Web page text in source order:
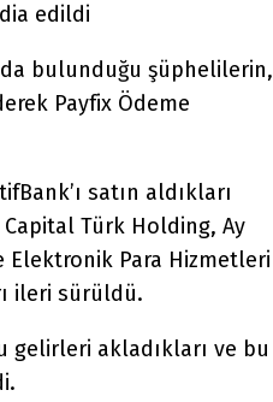
edildi
bulunduğu şüphelilerin,
Payfix Ödeme
satın aldıkları
Türk Holding, Ay
Elektronik Para Hizmetleri
ileri sürüldü.
gelirleri akladıkları ve bu